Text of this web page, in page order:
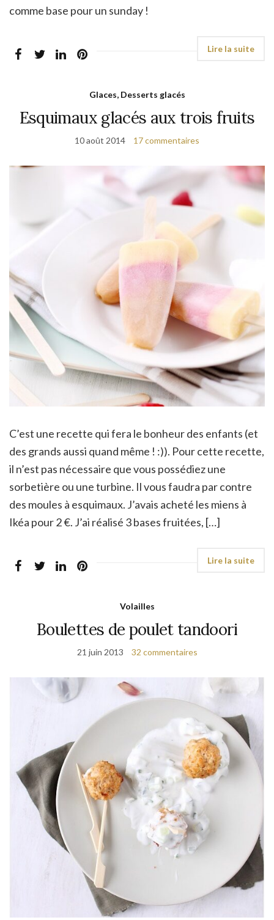
comme base pour un sunday !
Glaces, Desserts glacés
Esquimaux glacés aux trois fruits
10 août 2014 17 commentaires
C’est une recette qui fera le bonheur des enfants (et
des grands aussi quand même ! :)). Pour cette recette,
il n’est pas nécessaire que vous possédiez une
sorbetière ou une turbine. Il vous faudra par contre
des moules à esquimaux. J’avais acheté les miens à
Ikéa pour 2 €. J’ai réalisé 3 bases fruitées, […]
Volailles
Boulettes de poulet tandoori
21 juin 2013 32 commentaires